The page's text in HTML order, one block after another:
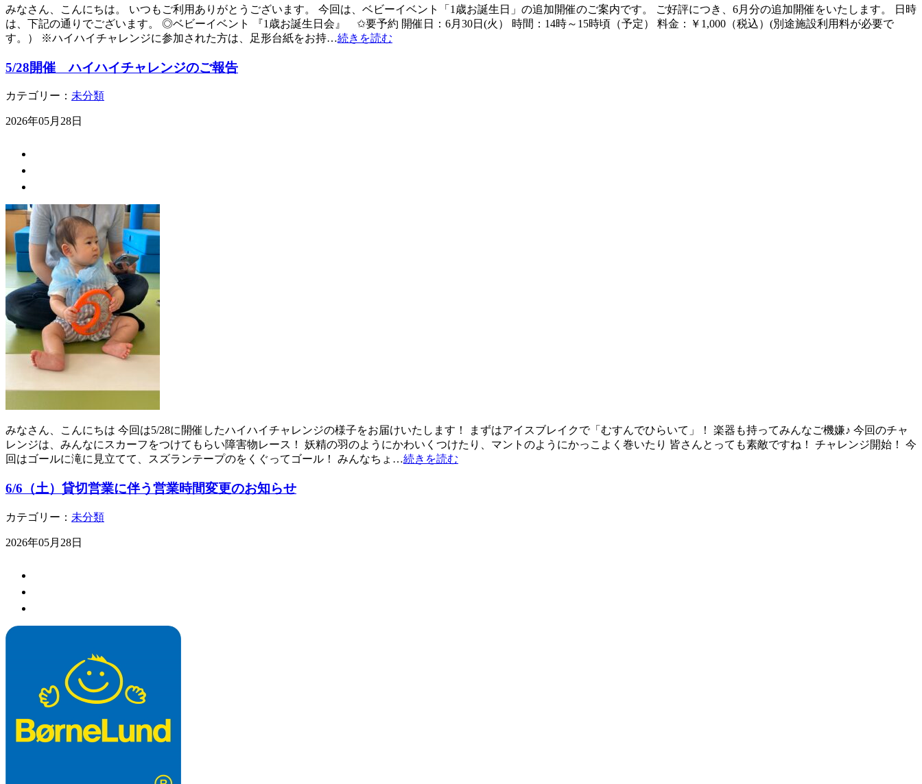
みなさん、こんにちは。 いつもご利用ありがとうございます。 今回は、ベビーイベント「1歳お誕生日」の追加開催のご案内です。 ご好評につき、6月分の追加開催をいたします。 日時
は、下記の通りでございます。 ◎ベビーイベント 『1歳お誕生日会』 ✩要予約 開催日：6月30日(火） 時間：14時～15時頃（予定） 料金：￥1,000（税込）(別途施設利用料が必要で
す。） ※ハイハイチャレンジに参加された方は、足形台紙をお持…続きを読む
5/28開催 ハイハイチャレンジのご報告
カテゴリー： 未分類
2026年05月28日
みなさん、こんにちは 今回は5/28に開催したハイハイチャレンジの様子をお届けいたします！ まずはアイスブレイクで「むすんでひらいて」！ 楽器も持ってみんなご機嫌♪ 今回のチャ
レンジは、みんなにスカーフをつけてもらい障害物レース！ 妖精の羽のようにかわいくつけたり、マントのようにかっこよく巻いたり 皆さんとっても素敵ですね！ チャレンジ開始！ 今
回はゴールに滝に見立てて、スズランテープのをくぐってゴール！ みんなちょ…続きを読む
6/6（土）貸切営業に伴う営業時間変更のお知らせ
カテゴリー： 未分類
2026年05月28日